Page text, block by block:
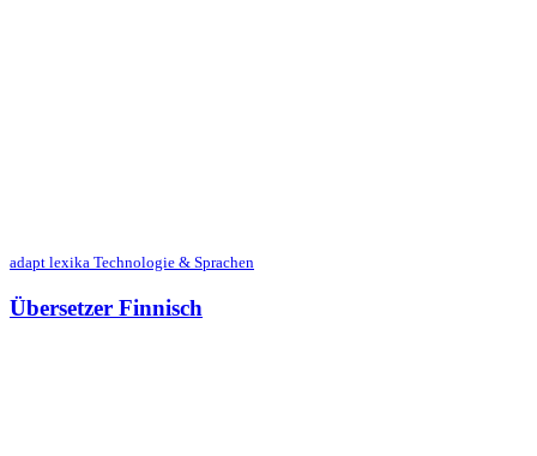
adapt lexika Technologie & Sprachen
Übersetzer Finnisch